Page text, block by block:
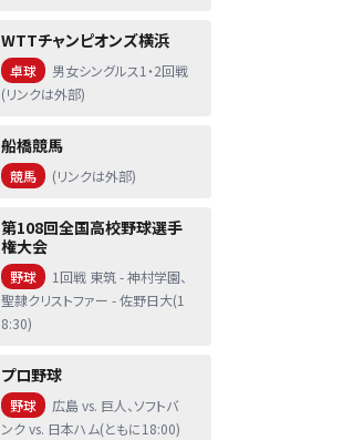
WTTチャンピオンズ横浜
卓球
男女シングルス1・2回戦
(リンクは外部)
船橋競馬
競馬 (リンクは外部)
第108回全国高校野球選手
権大会
野球
1回戦 東筑 - 神村学園、
聖隷クリストファー - 佐野日大(1
8:30)
プロ野球
野球
広島 vs. 巨人、ソフトバ
ンク vs. 日本ハム(ともに18:00)